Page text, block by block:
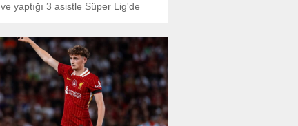
ve yaptığı 3 asistle Süper Lig'de